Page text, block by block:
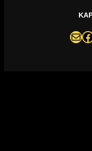
darazsak@darazsak.hu @kobanyaidarazsak